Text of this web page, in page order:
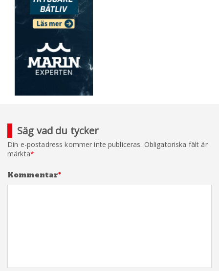
Säg vad du tycker
Din e-postadress kommer inte publiceras. Obligatoriska fält är
märkta*
Kommentar*